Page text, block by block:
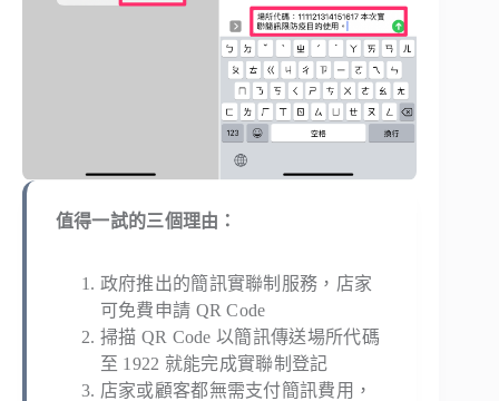
值得一試的三個理由：
政府推出的簡訊實聯制服務，店家
可免費申請 QR Code
掃描 QR Code 以簡訊傳送場所代碼
至 1922 就能完成實聯制登記
店家或顧客都無需支付簡訊費用，